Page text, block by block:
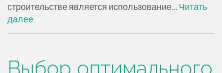
строительстве является использование…Читать
далее